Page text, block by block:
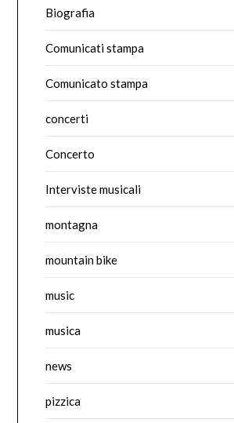
Biografia
Comunicati stampa
Comunicato stampa
concerti
Concerto
Interviste musicali
montagna
mountain bike
music
musica
news
pizzica